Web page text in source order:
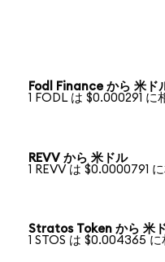
Fodl Finance から 米ド
1 FODL は $0.000291 に
REVV から 米ドル
1 REVV は $0.0000791
Stratos Token から 米
1 STOS は $0.004365 に